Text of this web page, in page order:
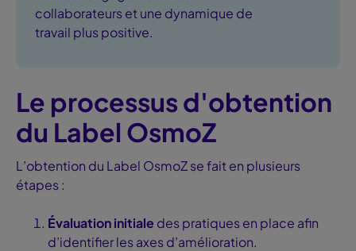
collaborateurs et une dynamique de
travail plus positive.
Le processus d'obtention
du Label OsmoZ
L’obtention du Label OsmoZ se fait en plusieurs
étapes :
Évaluation initiale des pratiques en place afin
d’identifier les axes d’amélioration.